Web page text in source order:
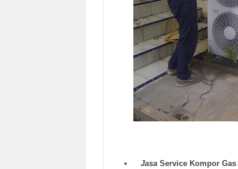
Jasa Service Kompor Gas